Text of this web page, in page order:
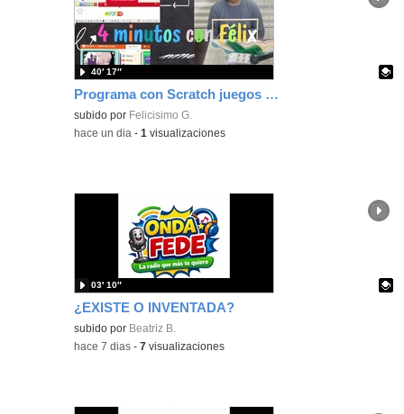
Programa con Scratch juegos con los partidos del mundial 2026 ganados por España
Contenido educativo.
subido por Felicisimo G.
40′ 17″
-hace un dia -1 visualizaciones
¿EXISTE O INVENTADA?
Contenido educativo.
subido por Beatriz B.
03′ 10″
-hace 7 dias -7 visualizaciones